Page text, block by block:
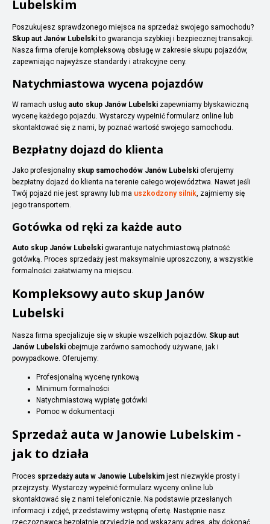
Lubelskim
Poszukujesz sprawdzonego miejsca na sprzedaż swojego samochodu?
Skup aut Janów Lubelskito gwarancja szybkiej i bezpiecznej transakcji.
Nasza firma oferuje kompleksową obsługę w zakresie skupu pojazdów,
zapewniając najwyższe standardy i atrakcyjne ceny.
Natychmiastowa wycena pojazdów
W ramach usług auto skup Janów Lubelski zapewniamy błyskawiczną
wycenę każdego pojazdu. Wystarczy wypełnić formularz online lub
skontaktować się z nami, by poznać wartość swojego samochodu.
Bezpłatny dojazd do klienta
Jako profesjonalny skup samochodów Janów Lubelski oferujemy
bezpłatny dojazd do klienta na terenie całego województwa. Nawet jeśli
Twój pojazd nie jest sprawny lub ma uszkodzony silnik, zajmiemy się
jego transportem.
Gotówka od ręki za każde auto
Auto skup Janów Lubelski gwarantuje natychmiastową płatność
gotówką. Proces sprzedaży jest maksymalnie uproszczony, a wszystkie
formalności załatwiamy na miejscu.
Kompleksowy auto skup Janów
Lubelski
Nasza firma specjalizuje się w skupie wszelkich pojazdów. Skup aut
Janów Lubelski obejmuje zarówno samochody używane, jak i
powypadkowe. Oferujemy:
Profesjonalną wycenę rynkową
Minimum formalności
Natychmiastową wypłatę gotówki
Pomoc w dokumentacji
Sprzedaż auta w Janowie Lubelskim -
jak to działa
Proces sprzedaży auta w Janowie Lubelskim jest niezwykle prosty i
przejrzysty. Wystarczy wypełnić formularz wyceny online lub
skontaktować się z nami telefonicznie. Na podstawie przesłanych
informacji i zdjęć, przedstawimy wstępną ofertę. Następnie nasz
rzeczoznawca bezpłatnie przyjedzie pod wskazany adres, aby dokonać